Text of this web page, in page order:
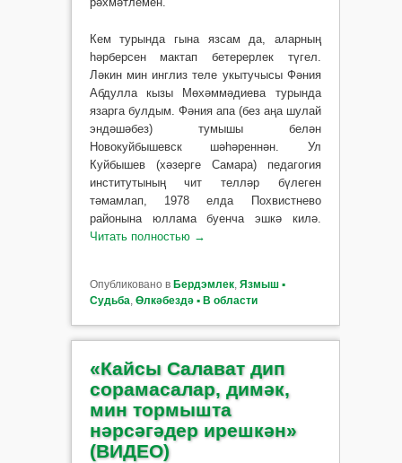
Кем турында гына язсам да, аларның
һәрберсен мактап бетерерлек түгел.
Ләкин мин инглиз теле укытучысы Фәния
Абдулла кызы Мөхәммәдиева турында
язарга булдым. Фәния апа (без аңа шулай
эн­дәшәбез) тумышы белән
Новокуйбышевск шәһәреннән. Ул
Куйбышев (хәзерге Самара) педагогия
институтының чит телләр бүлеген
тәмамлап, 1978 елда Похвистнево
районына юллама буенча эшкә килә.
Читать полностью →
Опубликовано в Бердэмлек, Язмыш ▪
Судьба, Өлкәбездә ▪ В области
«Кайсы Салават дип
сорамасалар, димәк,
мин тормышта
нәрсәгәдер ирешкән»
(ВИДЕО)